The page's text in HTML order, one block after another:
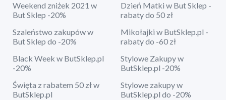
Weekend zniżek 2021 w
But Sklep -20%
Dzień Matki w But Sklep -
rabaty do 50 zł
Szaleństwo zakupów w
But Sklep do -20%
Mikołajki w ButSklep.pl -
rabaty do -60 zł
Black Week w ButSklep.pl
-20%
Stylowe Zakupy w
ButSklep.pl -20%
Święta z rabatem 50 zł w
ButSklep.pl
Stylowe zakupy w
ButSklep.pl do -20%